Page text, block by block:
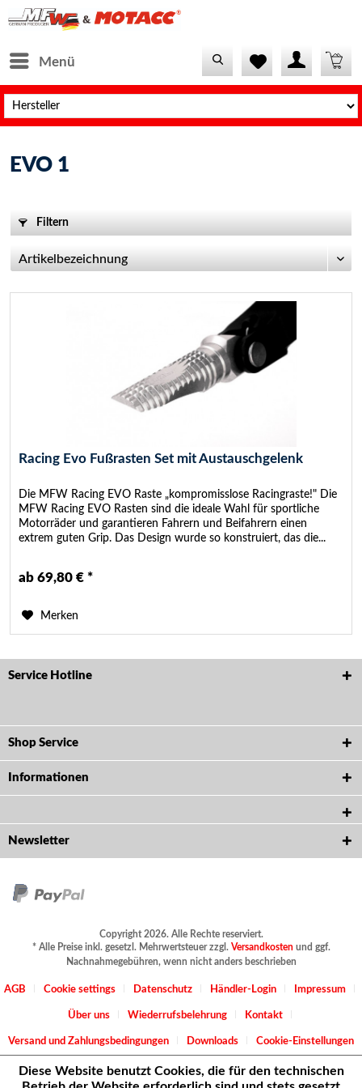
Menü
EVO 1
Filtern
Racing Evo Fußrasten Set mit Austauschgelenk
Die MFW Racing EVO Raste „kompromisslose Racingraste!" Die
MFW Racing EVO Rasten sind die ideale Wahl für sportliche
Motorräder und garantieren Fahrern und Beifahrern einen
extrem guten Grip. Das Design wurde so konstruiert, das die...
ab 69,80 € *
Merken
Service Hotline
Shop Service
Informationen
Newsletter
Copyright 2026. Alle Rechte reserviert.
* Alle Preise inkl. gesetzl. Mehrwertsteuer zzgl. Versandkostenund ggf.
Nachnahmegebühren, wenn nicht anders beschrieben
AGB Cookie settings Datenschutz Händler-Login Impressum
Über uns Wiederrufsbelehrung Kontakt
Versand und Zahlungsbedingungen Downloads Cookie-Einstellungen
Diese Website benutzt Cookies, die für den technischen